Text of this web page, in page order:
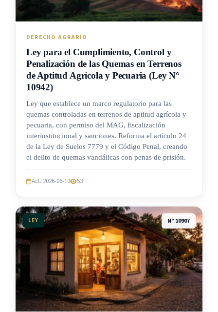
DERECHO AGRARIO
Ley para el Cumplimiento, Control y
Penalización de las Quemas en Terrenos
de Aptitud Agrícola y Pecuaria (Ley N°
10942)
Ley que establece un marco regulatorio para las
quemas controladas en terrenos de aptitud agrícola y
pecuaria, con permiso del MAG, fiscalización
interinstitucional y sanciones. Reforma el artículo 24
de la Ley de Suelos 7779 y el Código Penal, creando
el delito de quemas vandálicas con penas de prisión.
Act. 2026-06-10 53
LEY N° 10907